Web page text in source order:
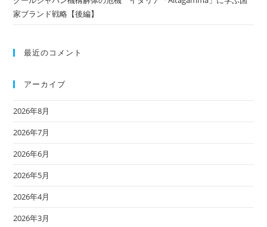
家ブランド戦略【後編】
最近のコメント
アーカイブ
2026年8月
2026年7月
2026年6月
2026年5月
2026年4月
2026年3月